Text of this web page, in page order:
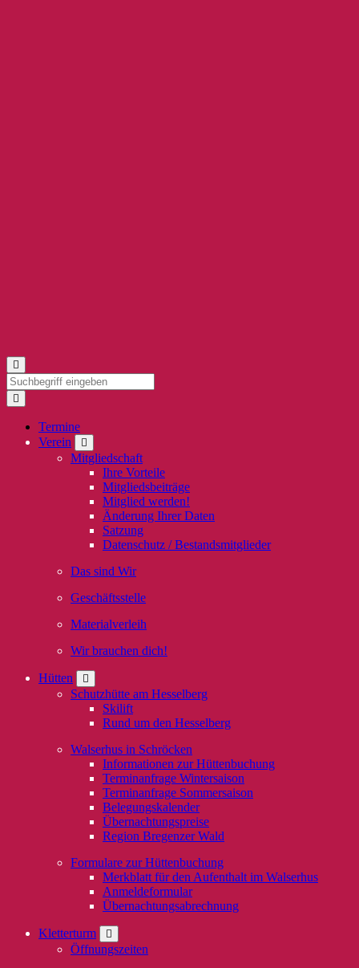
Termine
Verein
Mitgliedschaft
Ihre Vorteile
Mitgliedsbeiträge
Mitglied werden!
Änderung Ihrer Daten
Satzung
Datenschutz / Bestandsmitglieder
Das sind Wir
Geschäftsstelle
Materialverleih
Wir brauchen dich!
Hütten
Schutzhütte am Hesselberg
Skilift
Rund um den Hesselberg
Walserhus in Schröcken
Informationen zur Hüttenbuchung
Terminanfrage Wintersaison
Terminanfrage Sommersaison
Belegungskalender
Übernachtungspreise
Region Bregenzer Wald
Formulare zur Hüttenbuchung
Merkblatt für den Aufenthalt im Walserhus
Anmeldeformular
Übernachtungsabrechnung
Kletterturm
Öffnungszeiten